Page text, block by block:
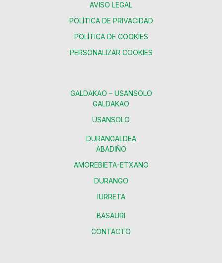
AVISO LEGAL
POLÍTICA DE PRIVACIDAD
POLÍTICA DE COOKIES
PERSONALIZAR COOKIES
GALDAKAO – USANSOLO
GALDAKAO
USANSOLO
DURANGALDEA
ABADIÑO
AMOREBIETA-ETXANO
DURANGO
IURRETA
BASAURI
CONTACTO